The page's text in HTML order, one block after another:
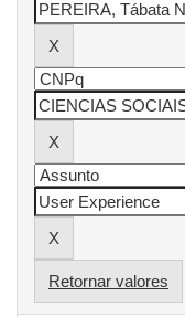
Retornar valores